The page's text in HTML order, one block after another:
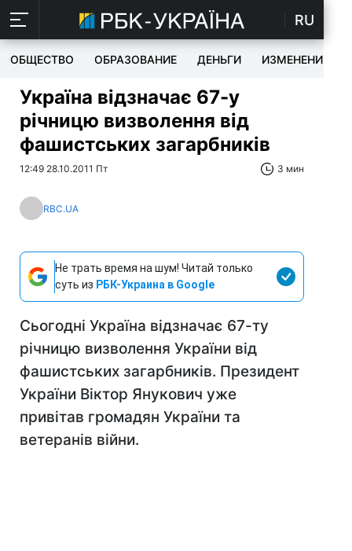
RU
ОБЩЕСТВО ОБРАЗОВАНИЕ ДЕНЬГИ ИЗМЕНЕНИЯ
Україна відзначає 67-у
річницю визволення від
фашистських загарбників
12:49 28.10.2011 Пт 3 мин
RBC.UA
Не трать время на шум! Читай только
суть из РБК-Украина в Google
Сьогодні Україна відзначає 67-ту
річницю визволення України від
фашистських загарбників. Президент
України Віктор Янукович уже
привітав громадян України та
ветеранів війни.